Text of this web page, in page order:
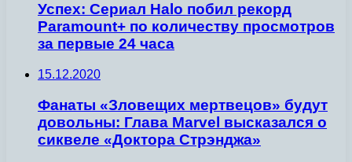
Успех: Сериал Halo побил рекорд
Paramount+ по количеству просмотров
за первые 24 часа
15.12.2020
Фанаты «Зловещих мертвецов» будут
довольны: Глава Marvel высказался о
сиквеле «Доктора Стрэнджа»